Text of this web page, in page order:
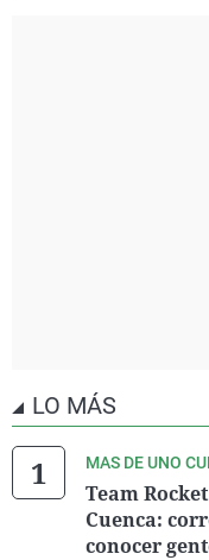
LO MÁS
MAS DE UNO
Team
Cuenca:
conocer